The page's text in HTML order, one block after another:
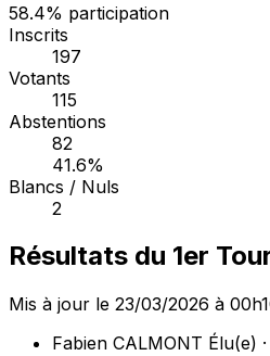
58.4% participation
Inscrits
197
Votants
115
Abstentions
82
41.6%
Blancs / Nuls
2
Résultats du 1er
Mis à jour le 23/03/2026 à
Fabien CALMONT Élu(e)